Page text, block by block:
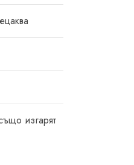
изгарят